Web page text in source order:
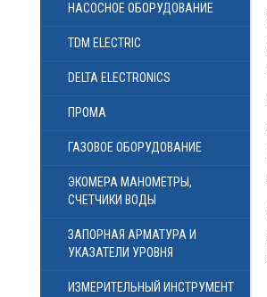
НАСОСНОЕ ОБОРУДОВАНИЕ
TDM ELECTRIC
DELTA ELECTRONICS
ПРОМА
ГАЗОВОЕ ОБОРУДОВАНИЕ
ЭКОМЕРА МАНОМЕТРЫ,
СЧЕТЧИКИ ВОДЫ
ЗАПОРНАЯ АРМАТУРА И
УКАЗАТЕЛИ УРОВНЯ
ИЗМЕРИТЕЛЬНЫЙ ИНСТРУМЕНТ